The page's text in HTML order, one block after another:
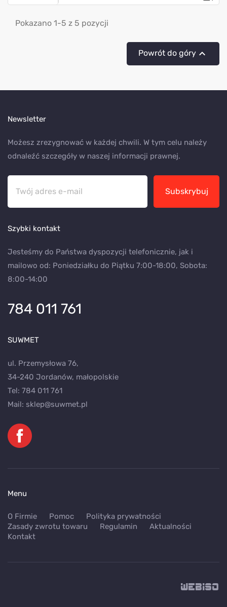
Pokazano 1-5 z 5 pozycji
Powrót do góry
Newsletter
Możesz zrezygnować w każdej chwili. W tym celu należy
odnaleźć szczegóły w naszej informacji prawnej.
Subskrybuj
Szybki kontakt
Jesteśmy do Państwa dyspozycji telefonicznie, jak i
mailowo od: Poniedziałku do Piątku 7:00-18:00, Sobota:
8:00-14:00
784 011 761
SUWMET
ul. Przemysłowa 76,
34-240 Jordanów, małopolskie
Tel: 784 011 761
Mail: sklep@suwmet.pl
Menu
O Firmie Pomoc
Polityka prywatności
Zasady zwrotu towaru
Regulamin
Aktualności
Kontakt
WEBISO